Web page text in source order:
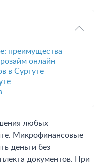
преимущества
онлайн
в Сургуте
любых
Микрофинансовые
деньги без
документов. При